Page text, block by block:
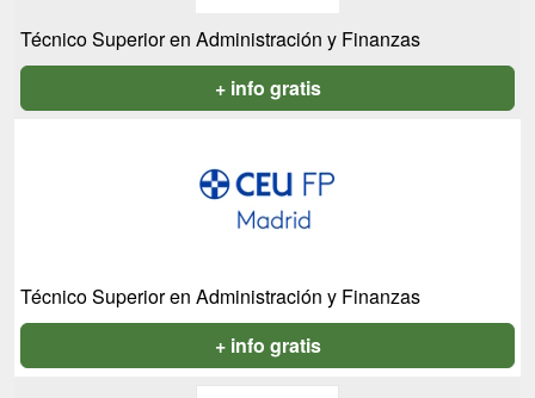
Técnico Superior en Administración y Finanzas
+ info gratis
Técnico Superior en Administración y Finanzas
+ info gratis